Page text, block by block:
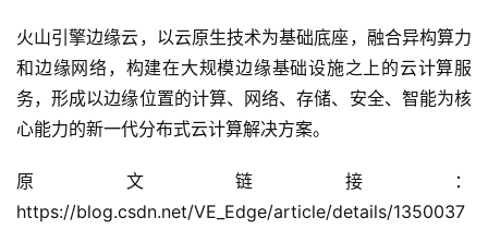
火山引擎边缘云，以云原生技术为基础底座，融合异构算力
和边缘网络，构建在大规模边缘基础设施之上的云计算服
务，形成以边缘位置的计算、网络、存储、安全、智能为核
心能力的新一代分布式云计算解决方案。
原文链接：
https://blog.csdn.net/VE_Edge/article/details/1350037